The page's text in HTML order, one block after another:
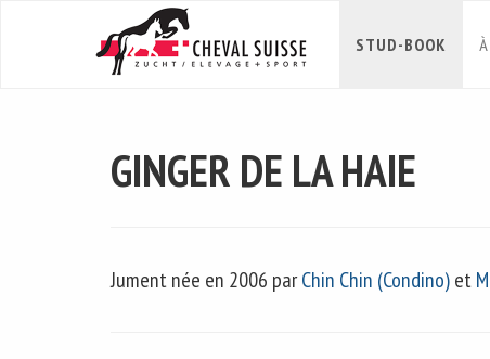
STUD-BOOK
GINGER DE LA HAIE
Jument née en 2006 parChin Chin (Condino)et